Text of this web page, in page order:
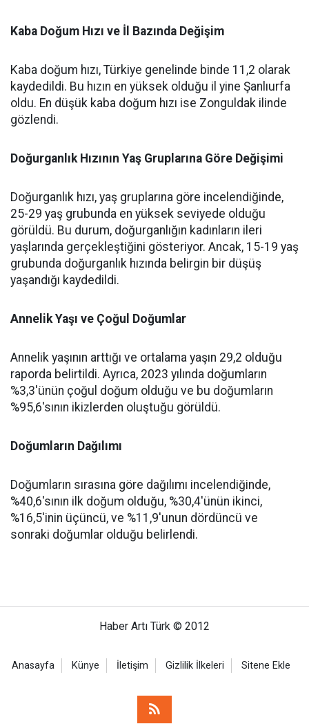
Kaba Doğum Hızı ve İl Bazında Değişim
Kaba doğum hızı, Türkiye genelinde binde 11,2 olarak
kaydedildi. Bu hızın en yüksek olduğu il yine Şanlıurfa
oldu. En düşük kaba doğum hızı ise Zonguldak ilinde
gözlendi.
Doğurganlık Hızının Yaş Gruplarına Göre Değişimi
Doğurganlık hızı, yaş gruplarına göre incelendiğinde,
25-29 yaş grubunda en yüksek seviyede olduğu
görüldü. Bu durum, doğurganlığın kadınların ileri
yaşlarında gerçekleştiğini gösteriyor. Ancak, 15-19 yaş
grubunda doğurganlık hızında belirgin bir düşüş
yaşandığı kaydedildi.
Annelik Yaşı ve Çoğul Doğumlar
Annelik yaşının arttığı ve ortalama yaşın 29,2 olduğu
raporda belirtildi. Ayrıca, 2023 yılında doğumların
%3,3'ünün çoğul doğum olduğu ve bu doğumların
%95,6'sının ikizlerden oluştuğu görüldü.
Doğumların Dağılımı
Doğumların sırasına göre dağılımı incelendiğinde,
%40,6'sının ilk doğum olduğu, %30,4'ünün ikinci,
%16,5'inin üçüncü, ve %11,9'unun dördüncü ve
sonraki doğumlar olduğu belirlendi.
Haber Artı Türk © 2012
Anasayfa Künye İletişim Gizlilik İlkeleri Sitene Ekle